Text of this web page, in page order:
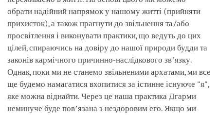
обрати надійний напрямок у нашому житті (прийняти
прихисток), а також прагнути до звільнення та/або
просвітлення і виконувати практики, що ведуть до цих
цілей, спираючись на довіру до нашої природи будди та
законів кармічного причинно-наслідкового звʼязку.
Однак, поки ми не станемо звільненими архатами, ми все
ще будемо намагатися вхопитися за істинне існуюче "я",
яке можна віднайти. Через це наша практика Дгарми
неминуче буде повʼязана з нездоровим его. Якщо ми